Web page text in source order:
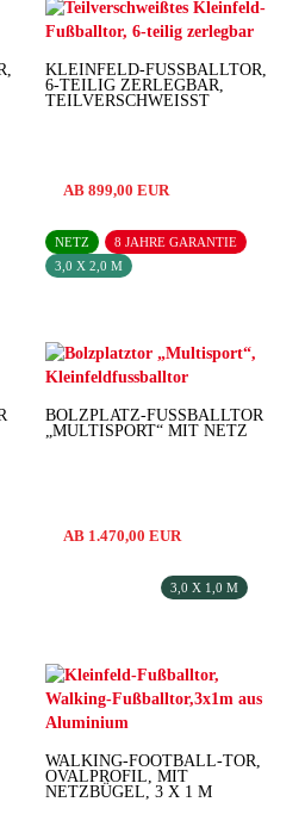
KLEINFELD-FUSSBALLTOR, 6
-TEILIG ZERLEGBAR, T
EILVERSCHWEISST
AB 899,00 EUR
NETZ
8 JAHRE GARANTIE
3,0 X 2,0 M
BOLZPLATZ-FUSSBALLTOR „
MULTISPORT“ MIT NETZ
AB 1.470,00 EUR
3,0 X 1,0 M
WALKING-FOOTBALL-TOR,
OVALPROFIL, MIT
NETZBÜGEL, 3 X 1 M